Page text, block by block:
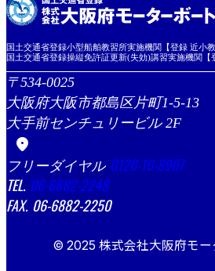
国土交通省登録小型船舶教習所実施機関【登録 近小教
国土交通省登録操縦免許証更新(失効)講習実施機関【
534-0025
大阪府大阪市都島区片町1-5-13
大手前センチュリービル 2F
location_on
0120-10-8907
06-6882-2248
06-6882-2250
© 2025 株式会社大阪府モー